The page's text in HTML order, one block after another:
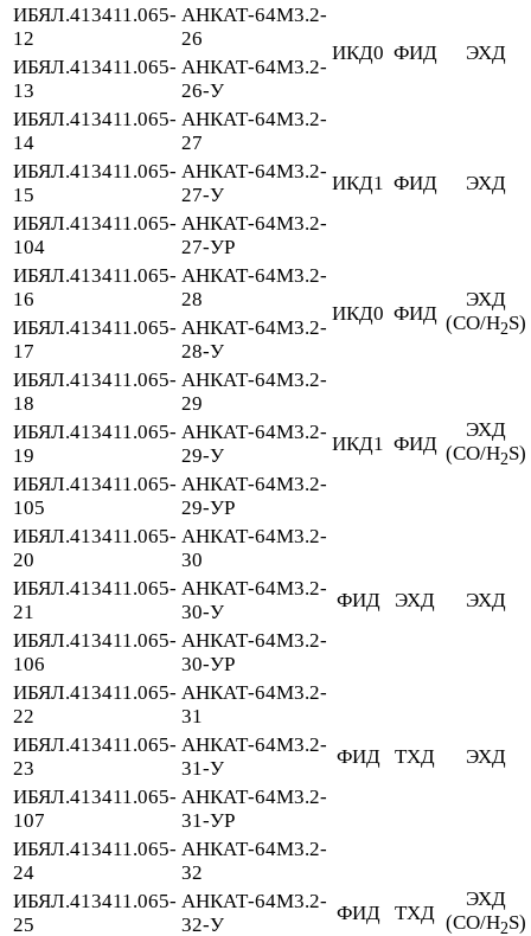
ИБЯЛ.413411.065-
12
АНКАТ-64М3.2-
26
ИКД0 ФИД ЭХД
ИБЯЛ.413411.065-
13
АНКАТ-64М3.2-
26-У
ИБЯЛ.413411.065-
14
АНКАТ-64М3.2-
27
ИКД1 ФИД ЭХД
ИБЯЛ.413411.065-
15
АНКАТ-64М3.2-
27-У
ИБЯЛ.413411.065-
104
АНКАТ-64М3.2-
27-УР
ИБЯЛ.413411.065-
16
АНКАТ-64М3.2-
28
ИКД0 ФИД
ЭХД
(CO/H2S)
ИБЯЛ.413411.065-
17
АНКАТ-64М3.2-
28-У
ИБЯЛ.413411.065-
18
АНКАТ-64М3.2-
29
ИКД1 ФИД
ЭХД
(CO/H2S)
ИБЯЛ.413411.065-
19
АНКАТ-64М3.2-
29-У
ИБЯЛ.413411.065-
105
АНКАТ-64М3.2-
29-УР
ИБЯЛ.413411.065-
20
АНКАТ-64М3.2-
30
ФИД
ЭХД ЭХД
ИБЯЛ.413411.065-
21
АНКАТ-64М3.2-
30-У
ИБЯЛ.413411.065-
106
АНКАТ-64М3.2-
30-УР
ИБЯЛ.413411.065-
22
АНКАТ-64М3.2-
31
ФИД
ТХД ЭХД
ИБЯЛ.413411.065-
23
АНКАТ-64М3.2-
31-У
ИБЯЛ.413411.065-
107
АНКАТ-64М3.2-
31-УР
ИБЯЛ.413411.065-
24
АНКАТ-64М3.2-
32
ФИД
ТХД
ЭХД
(CO/H2S)
ИБЯЛ.413411.065-
25
АНКАТ-64М3.2-
32-У